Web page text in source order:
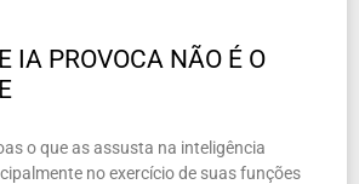
IA PROVOCA NÃO É O
o que as assusta na inteligência
no exercício de suas funções